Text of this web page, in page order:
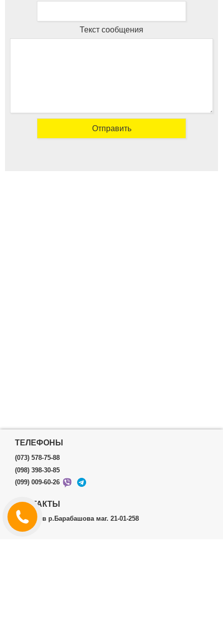
Текст сообщения
ТЕЛЕФОНЫ
(073) 578-75-88
(098) 398-30-85
(099) 009-60-26
КОНТАКТЫ
г.Харьков р.Барабашова маг. 21-01-258